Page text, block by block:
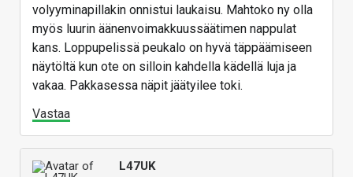
Luin artikkellin vähän hätäsesti, lähikuvauksesta
mainittu mm.
Pääkameran lyhyin tarkennusetäisyys on noin
15 cm luokkaa, eli aivan kiinni kohteeseen ei
lähikuvausta pääse suorittamaan.
Muilla kennoilla onnistuu, mutta onko tuo 15cm koko
kameralla se minimi ? Vai onnistuuko esim
volyyminapillakin onnistui laukaisu. Mahtoko ny olla
myös luurin äänenvoimakkuussäätimen nappulat
kans. Loppupelissä peukalo on hyvä täppäämiseen
näytöltä kun ote on silloin kahdella kädellä luja ja
vakaa. Pakkasessa näpit jäätyilee toki.
Vastaa
L47UK